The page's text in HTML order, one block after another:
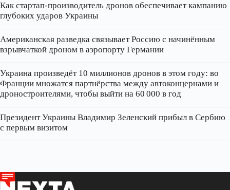
Как стартап‑производитель дронов обеспечивает кампанию
глубоких ударов Украины
Американская разведка связывает Россию с начинённым
взрывчаткой дроном в аэропорту Германии
Украина произведёт 10 миллионов дронов в этом году: во
Франции множатся партнёрства между автоконцернами и
дроностроителями, чтобы выйти на 60 000 в год
Президент Украины Владимир Зеленский прибыл в Сербию
с первым визитом